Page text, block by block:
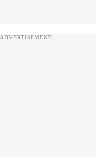
ADVERTISEMENT